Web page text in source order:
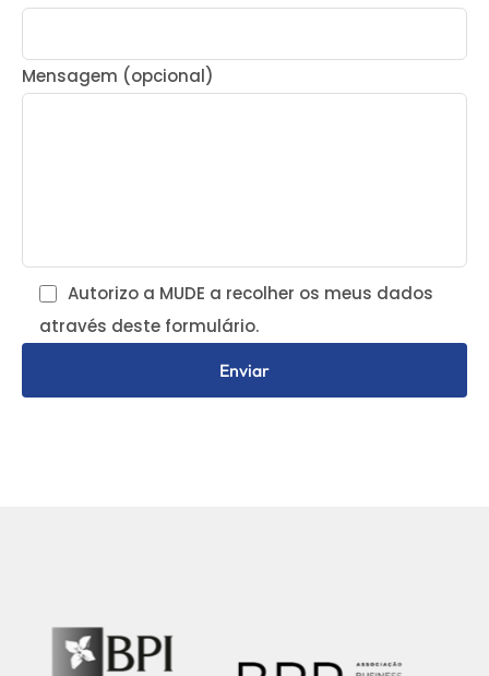
Mensagem (opcional)
Autorizo a MUDE a recolher os meus dados
através deste formulário.